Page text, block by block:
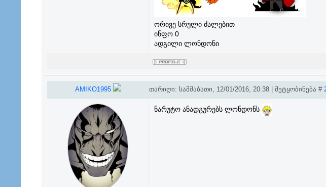
ორივე სრული ძალებით
ინფო 0
ადგილი ლონდონი
AMIKO1995 თარიღი: სამშაბათი, 12/01/2016, 20:38 | შეტყობინება #
ნარუტო ანადგურებს ლონდონს